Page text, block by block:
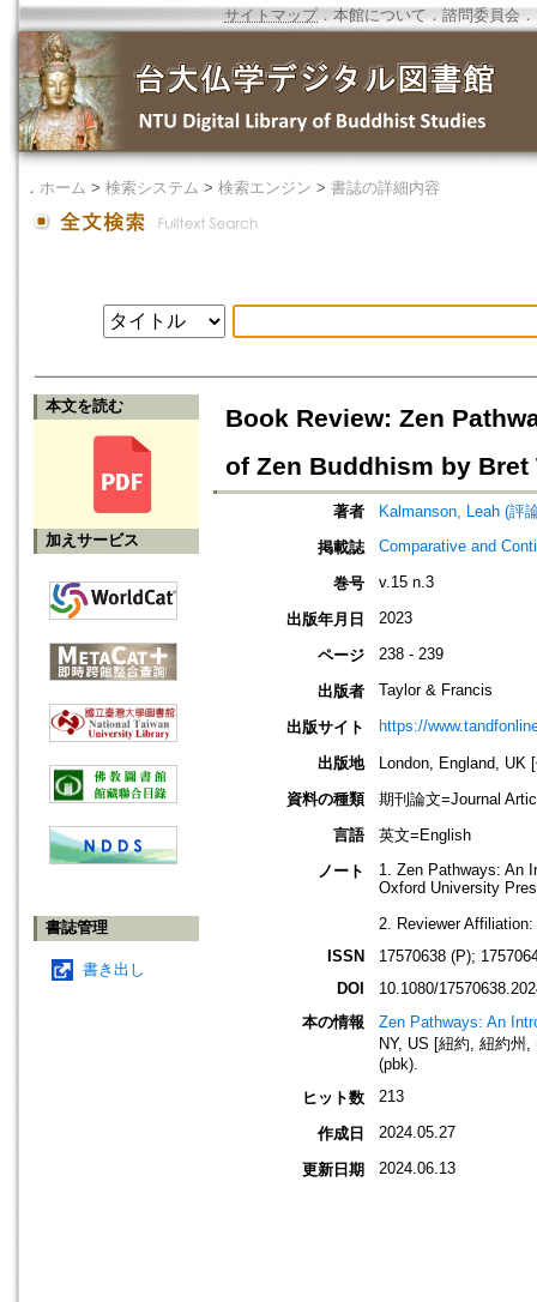
サイトマップ．本館について ． 諮問委員会 ．
． ホーム > 検索システム > 検索エンジン > 書誌の詳細内容
本文を読む
加えサービス
書誌管理
書き出し
Book Review: Zen
of Zen Buddhism by Bret
著者
Kalmanson, Leah (評
掲載誌
Comparative and
巻号 v.15 n.3
出版年月日 2023
ページ 238 - 239
出版者 Taylor & Francis
出版サイト https://
出版地
London, England, UK
資料の種類
期刊論文=Journal
言語
英文=English
ノート
1. Zen Pathways: An
Oxford University
2. Reviewer
ISSN
17570638 (P);
DOI
10.1080/
本の情報
Zen Pathways: An
NY, US [紐約, 紐約州
(pbk).
ヒット数
213
作成日 2024.05.27
更新日期 2024.06.13